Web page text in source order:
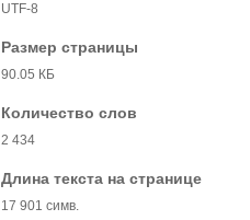
UTF-8
Размер страницы
90.05 КБ
Количество слов
2 434
Длина текста на странице
17 901 симв.